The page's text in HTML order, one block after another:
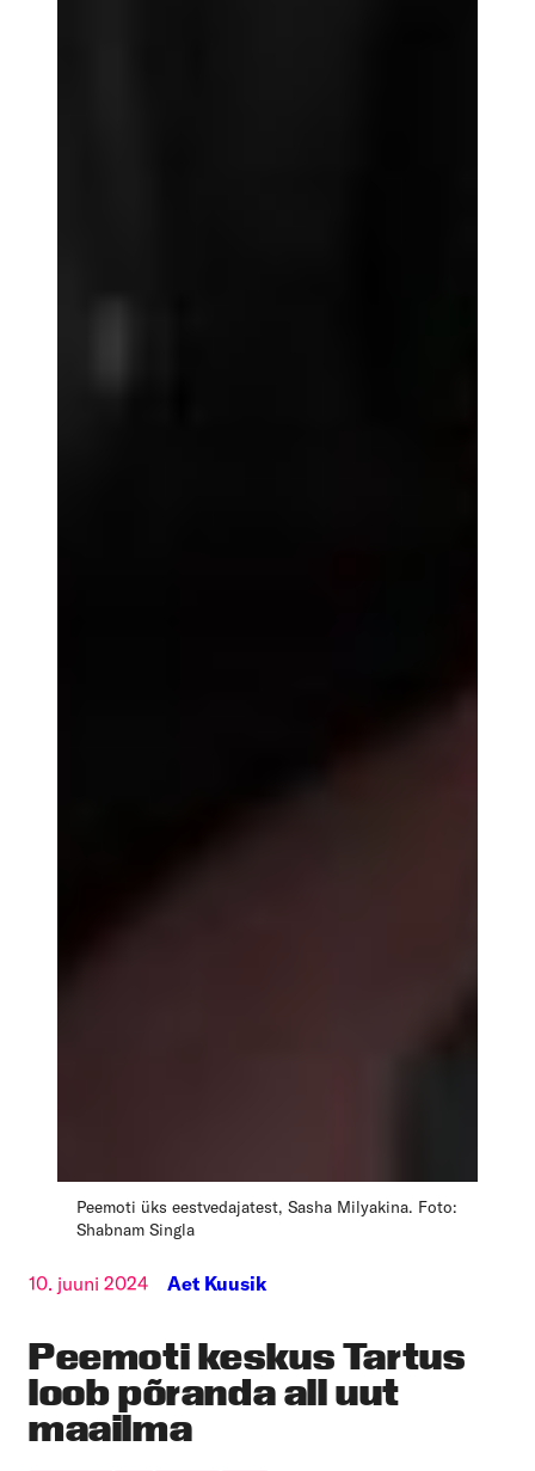
Peemoti üks eestvedajatest, Sasha Milyakina. Foto:
Shabnam Singla
Peemoti keskus Tartus
loob põranda all uut
maailma
10. juuni 2024 Aet Kuusik